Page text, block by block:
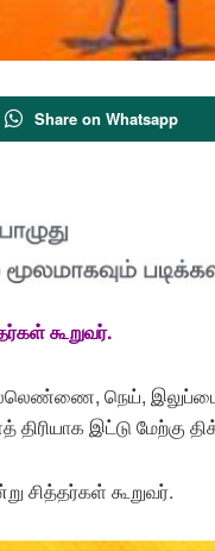
Share on Whatsapp
கூறுவர்.
நெய், இலுப்பை
இட்டு மேற்கு
சித்தர்கள் கூறுவர்.